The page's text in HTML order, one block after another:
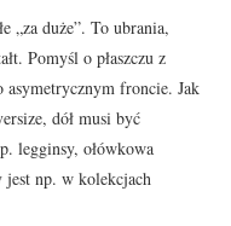
„za duże”. To ubrania,
Pomyśl o płaszczu z
froncie. Jak
dół musi być
legginsy, ołówkowa
jest np. w kolekcjach